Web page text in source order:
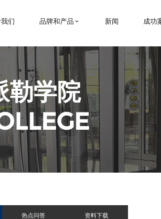
们 品牌和产品 新闻 成功
勒学院
热点问答 资料下载